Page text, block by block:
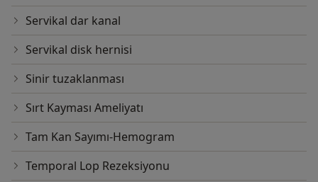
Servikal dar kanal
Servikal disk hernisi
Sinir tuzaklanması
Sırt Kayması Ameliyatı
Tam Kan Sayımı-Hemogram
Temporal Lop Rezeksiyonu